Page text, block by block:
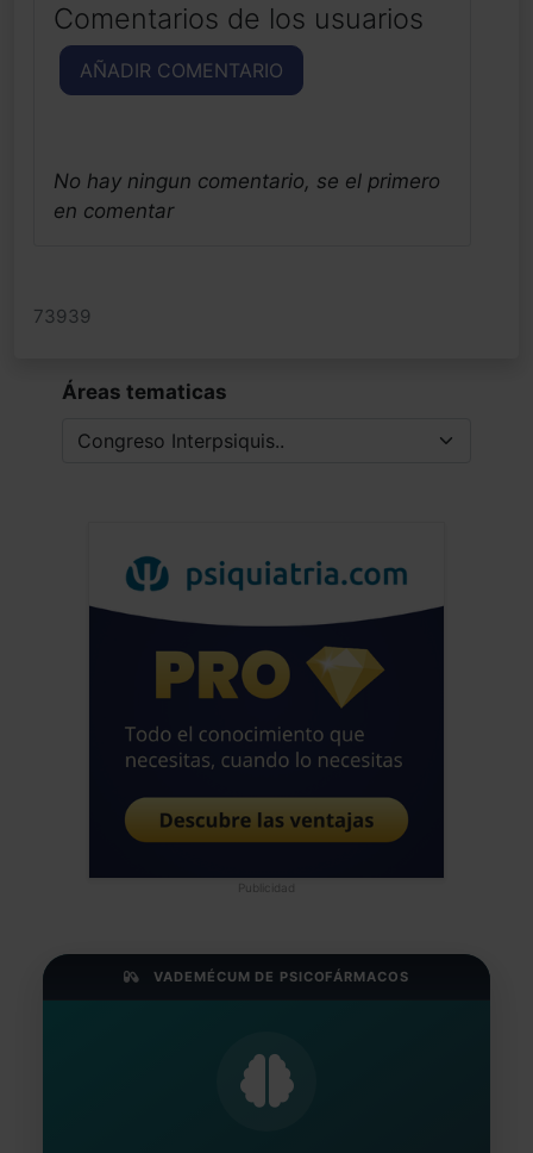
Comentarios de los usuarios
AÑADIR COMENTARIO
No hay ningun comentario, se el primero
en comentar
73939
Áreas tematicas
Publicidad
VADEMÉCUM DE PSICOFÁRMACOS